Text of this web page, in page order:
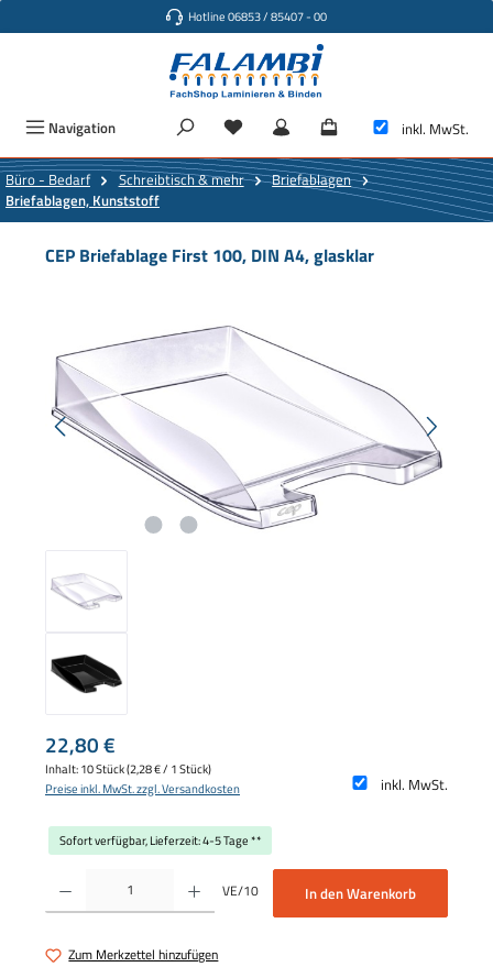
Hotline 06853 / 85407 - 00
Navigation inkl. MwSt.
Büro - Bedarf Schreibtisch & mehr
Briefablagen
Briefablagen, Kunststoff
CEP Briefablage First 100, DIN A4, glasklar
Regulärer Preis:
22,80 €
Inhalt:10 Stück(2,28 € / 1 Stück)
inkl. MwSt.
Preise inkl. MwSt. zzgl. Versandkosten
Sofort verfügbar, Lieferzeit: 4-5 Tage **
Produkt Anzahl: Gib den gewünschten Wert ein oder benutze die Schaltflächen um
VE/10 In den Warenkorb
Zum Merkzettel hinzufügen